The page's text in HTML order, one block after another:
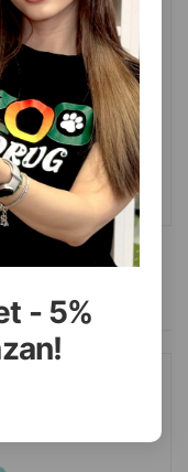
- 5%
Almaq
ÜÇÜN TUNA VƏ